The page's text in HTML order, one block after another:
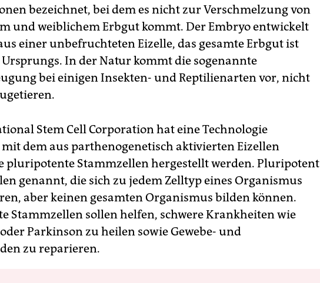
bezeichnet, bei dem es nicht zur Verschmelzung von
und weiblichem Erbgut kommt. Der Embryo entwickelt
einer unbefruchteten Eizelle, das gesamte Erbgut ist
In der Natur kommt die sogenannte
bei einigen Insekten- und Reptilienarten vor, nicht
Stem Cell Corporation hat eine Technologie
dem aus parthenogenetisch aktivierten Eizellen
pluripotente Stammzellen hergestellt werden. Pluripotent
genannt, die sich zu jedem Zelltyp eines Organismus
aber keinen gesamten Organismus bilden können.
Stammzellen sollen helfen, schwere Krankheiten wie
Parkinson zu heilen sowie Gewebe- und
zu reparieren.